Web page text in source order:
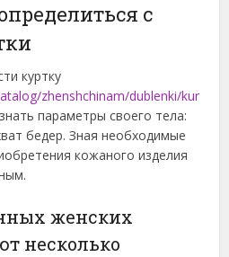
с
куртку
zhenshchinam/dublenki/kur
параметры своего тела:
бедер. Зная необходимые
кожаного изделия
женских
несколько